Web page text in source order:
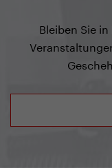
Bleiben Sie